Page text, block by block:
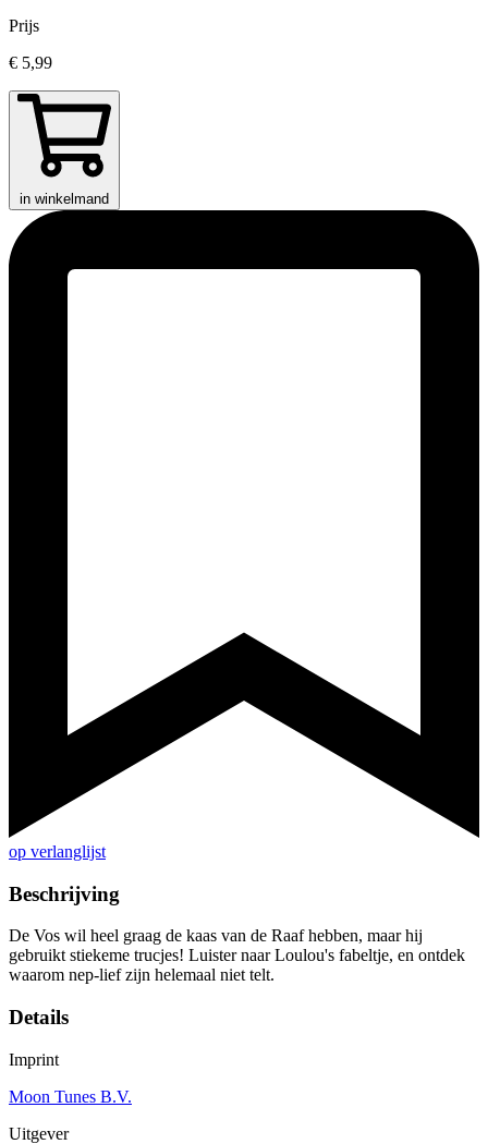
Prijs
€ 5,99
in winkelmand
op verlanglijst
Beschrijving
De Vos wil heel graag de kaas van de Raaf hebben, maar hij
gebruikt stiekeme trucjes! Luister naar Loulou's fabeltje, en ontdek
waarom nep-lief zijn helemaal niet telt.
Details
Imprint
Moon Tunes B.V.
Uitgever